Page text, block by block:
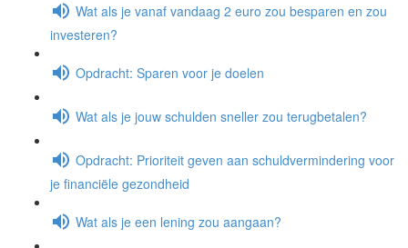
Wat als je vanaf vandaag 2 euro zou besparen en zou
investeren?
Opdracht: Sparen voor je doelen
Wat als je jouw schulden sneller zou terugbetalen?
Opdracht: Prioriteit geven aan schuldvermindering voor
je financiële gezondheid
Wat als je een lening zou aangaan?